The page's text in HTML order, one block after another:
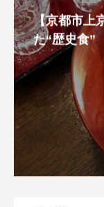
【京都市上
た“歴史食”